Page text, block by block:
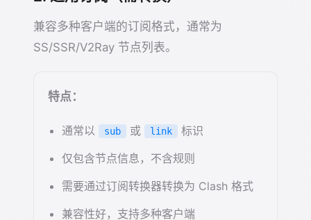
兼容多种客户端的订阅格式，通常为
SS/SSR/V2Ray 节点列表。
特点：
通常以 sub 或 link
标识
仅包含节点信息，不含规则
需要通过订阅转换器转换为 Clash 格式
兼容性好，支持多种客户端